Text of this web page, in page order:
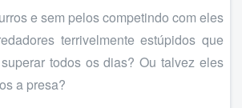
e sem pelos competindo com eles
terrivelmente estúpidos que
todos os dias? Ou talvez eles
a presa?